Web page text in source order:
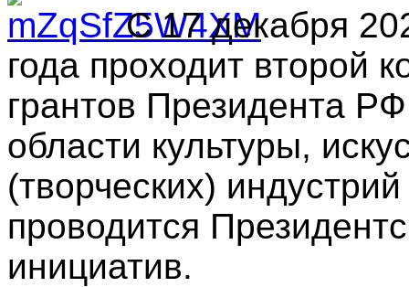
С 17 декабря
года проходит второй
грантов Президента
области культуры,
(творческих)
проводится
инициатив.